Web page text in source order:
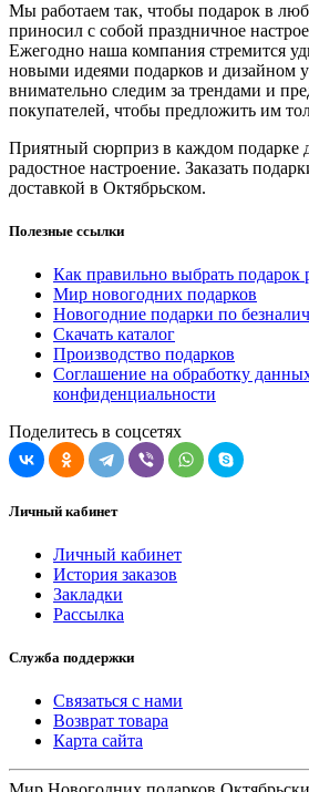
Мы работаем так, чтобы подарок в
приносил с собой праздничное
Ежегодно наша компания стремится
новыми идеями подарков и дизайном
внимательно следим за трендами и
покупателей, чтобы предложить им
Приятный сюрприз в каждом подарке
радостное настроение. Заказать
доставкой в Октябрьском.
Полезные ссылки
Как правильно выбрать
Мир новогодних подарков
Новогодние подарки по
Скачать каталог
Производство подарков
Соглашение на обработку
конфиденциальности
Поделитесь в соцсетях
Личный кабинет
Личный кабинет
История заказов
Закладки
Рассылка
Служба поддержки
Связаться с нами
Возврат товара
Карта сайта